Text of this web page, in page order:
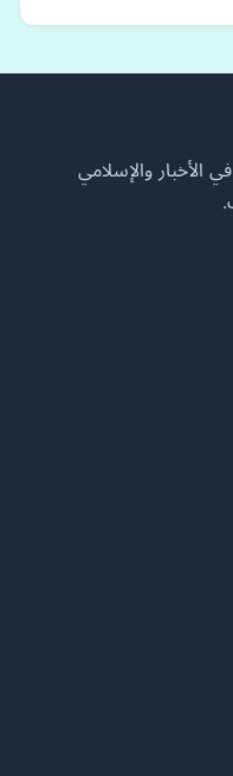
الأخبار والإسلامي